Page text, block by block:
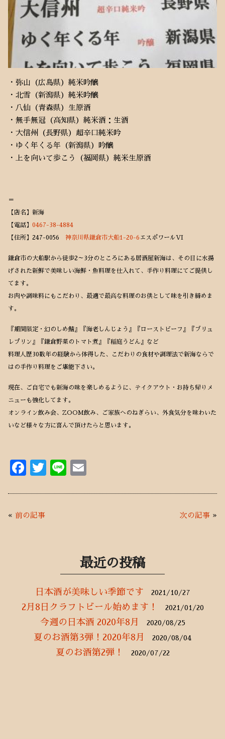
・弥山（広島県）純米吟醸
・北雪（新潟県）純米吟醸
・八仙（青森県）生原酒
・無手無冠（高知県）純米酒：生酒
・大信州（長野県）超辛口純米吟
・ゆく年くる年（新潟県）吟醸
・上を向いて歩こう（福岡県）純米生原酒
＝
【店名】新海
【電話】 0467-38-4884
【住所】247-0056 神奈川県鎌倉市大船1-20-6 エスポワールVI
鎌倉市の大船駅から徒歩2～3分のところにある居酒屋新海は、その日に水揚
げされた新鮮で美味しい海鮮・魚料理を仕入れて、手作り料理にてご提供し
てます。
お肉や調味料にもこだわり、最適で最高な料理のお供として味を引き締めま
す。
『期間限定・幻のしめ鯖』『海老しんじょう』『ローストビーフ』『ブリュ
レプリン』『鎌倉野菜のトマト煮』『稲庭うどん』など
料理人歴30数年の経験から体得した、こだわりの食材や調理法で新海ならで
はの手作り料理をご堪能下さい。
現在、ご自宅でも新海の味を楽しめるように、テイクアウト・お持ち帰りメ
ニューも強化してます。
オンライン飲み会、ZOOM飲み、ご家族へのねぎらい、外食気分を味わいた
いなど様々な方に喜んで頂けたらと思います。
F
b
T
Li
« 前の記事 次の記事 »
最近の投稿
日本酒が美味しい季節です 2021/10/27
2月8日クラフトビール始めます！ 2021/01/20
今週の日本酒 2020年8月 2020/08/25
夏のお酒第3弾！2020年8月 2020/08/04
夏のお酒第2弾！ 2020/07/22